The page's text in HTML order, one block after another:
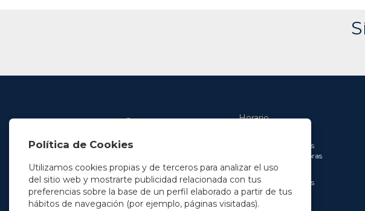
En Madrid
info@soleryllach.com
En Barcelona
Beethoven 13
Horario
De 9.00 a 13.30 horas
y de 14.30 a 18.00 horas
Viernes:
De 8.30 a 15.00 horas
Política de Cookies
Utilizamos cookies propias y de terceros para analizar el uso
del sitio web y mostrarte publicidad relacionada con tus
preferencias sobre la base de un perfil elaborado a partir de tus
hábitos de navegación (por ejemplo, páginas visitadas).